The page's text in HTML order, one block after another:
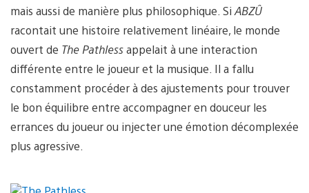
mais aussi de manière plus philosophique. Si ABZÛ
racontait une histoire relativement linéaire, le monde
ouvert de The Pathlessappelait à une interaction
différente entre le joueur et la musique. Il a fallu
constamment procéder à des ajustements pour trouver
le bon équilibre entre accompagner en douceur les
errances du joueur ou injecter une émotion décomplexée
plus agressive.